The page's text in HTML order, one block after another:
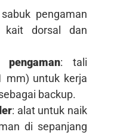
pengaman
kait dorsal dan
: tali
mm) untuk kerja
backup.
: alat untuk naik
di sepanjang